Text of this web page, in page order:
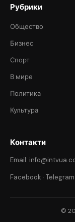
Рубрики
Общество
Бизнес
Спорт
В мире
Политика
Культура
Контакти
Email:
Facebook · Telegram
©